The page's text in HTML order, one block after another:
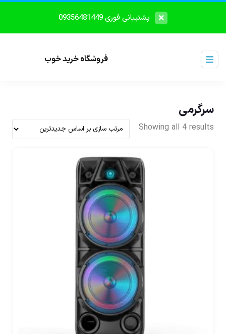
پشتیبانی فوری 09356481449
فروشگاه خرید خوب
سرگرمی
Showing all 4 results